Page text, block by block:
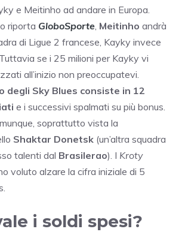
e Meitinho ad andare in Europa.
riporta GloboSporte Meitinho andrà
di Ligue 2 francese, Kayky invece
se i 25 milioni per Kayky vi
all’inizio non preoccupatevi.
degli Sky Blues consiste in 12
e i successivi spalmati su più bonus.
soprattutto vista la
Shaktar Donetsk (un’altra squadra
talenti dal Brasilerao). I Kroty
voluto alzare la cifra iniziale di 5
i soldi spesi?